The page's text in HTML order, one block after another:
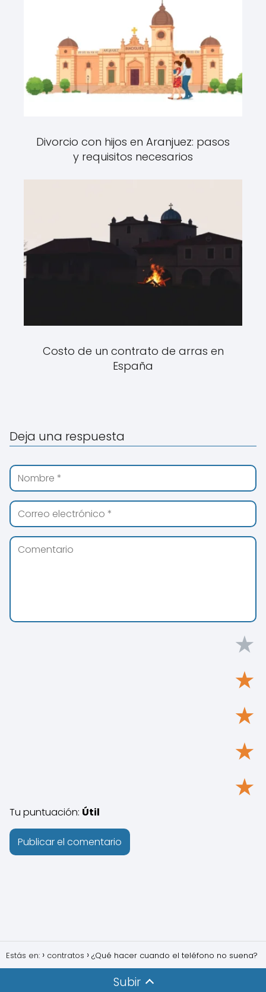
Divorcio con hijos en Aranjuez: pasos
y requisitos necesarios
Costo de un contrato de arras en
España
Deja una respuesta
★
★
★
★
★
Tu puntuación: Útil
Estás en: contratos ¿Qué hacer cuando el teléfono no suena?
Subir